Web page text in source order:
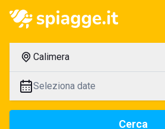
Calimera
Seleziona date
Cerca